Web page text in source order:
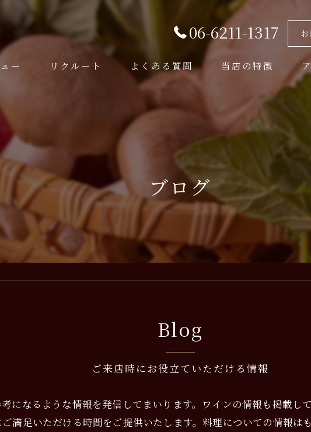
06-6211-1317
ー
メニュー
ー
リクルート よくある質問 当店の特徴
美味しい
コース
ディナー
おしゃれ
ブログ
Blog
ご来店時にお役立ていただける情報
になるような情報を発信してまいります。ワインの情報も掲載し
満足いただける時間をご提供いたします。料理についての情報は